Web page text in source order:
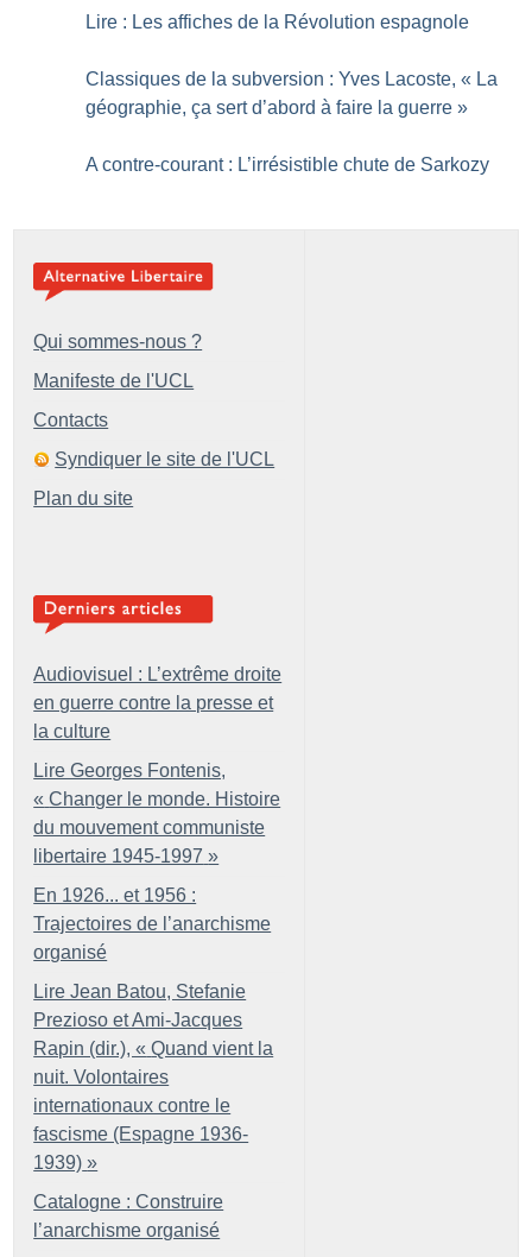
Lire : Les affiches de la Révolution espagnole
Classiques de la subversion : Yves Lacoste, « La
géographie, ça sert d’abord à faire la guerre »
A contre-courant : L’irrésistible chute de Sarkozy
Qui sommes-nous ?
Manifeste de l'UCL
Contacts
Syndiquer le site de l'UCL
Plan du site
Audiovisuel : L’extrême droite
en guerre contre la presse et
la culture
Lire Georges Fontenis,
« Changer le monde. Histoire
du mouvement communiste
libertaire 1945-1997 »
En 1926... et 1956 :
Trajectoires de l’anarchisme
organisé
Lire Jean Batou, Stefanie
Prezioso et Ami-Jacques
Rapin (dir.), « Quand vient la
nuit. Volontaires
internationaux contre le
fascisme (Espagne 1936-
1939) »
Catalogne : Construire
l’anarchisme organisé